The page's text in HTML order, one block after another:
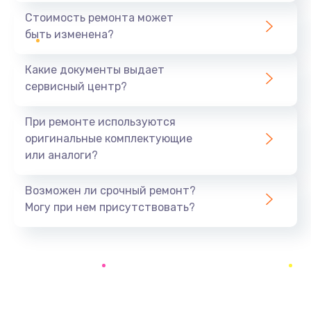
370 руб.
Ремонт электроплаты
Замена центрирующей шайбы динамика
Заказать
Стоимость ремонта может
быть изменена?
Какие документы выдает
сервисный центр?
При ремонте используются
оригинальные комплектующие
или аналоги?
Возможен ли срочный ремонт?
Могу при нем присутствовать?